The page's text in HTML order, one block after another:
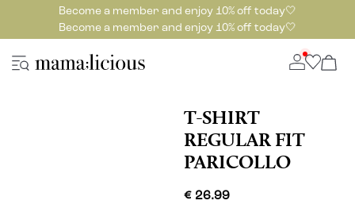
Become a member and enjoy 10% off today🤍
Become a member and enjoy 10% off today🤍
T-SHIRT
REGULAR FIT
PARICOLLO
€ 26.99